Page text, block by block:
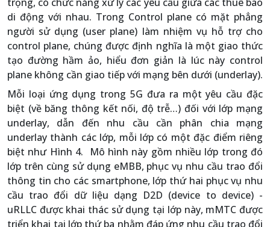
di động với nhau. Trong Control plane có mặt phẳng
người sử dụng (user plane) làm nhiệm vụ hỗ trợ cho
control plane, chúng được định nghĩa là một giao thức
tạo đường hầm ảo, hiểu đơn giản là lúc này control
plane không cần giao tiếp với mạng bên dưới (underlay).
Mỗi loại ứng dụng trong 5G đưa ra một yêu cầu đặc
biệt (về băng thông kết nối, độ trễ…) đối với lớp mạng
underlay, dẫn đến nhu cầu cần phân chia mạng
underlay thành các lớp, mỗi lớp có một đặc điểm riêng
biệt như Hình 4. Mô hình này gồm nhiều lớp trong đó
lớp trên cùng sử dụng eMBB, phục vụ nhu cầu trao đổi
thông tin cho các smartphone, lớp thứ hai phục vụ nhu
cầu trao đổi dữ liệu dạng D2D (device to device) -
uRLLC được khai thác sử dụng tại lớp này, mMTC được
triển khai tại lớp thứ ba nhằm đáp ứng nhu cầu trao đổi